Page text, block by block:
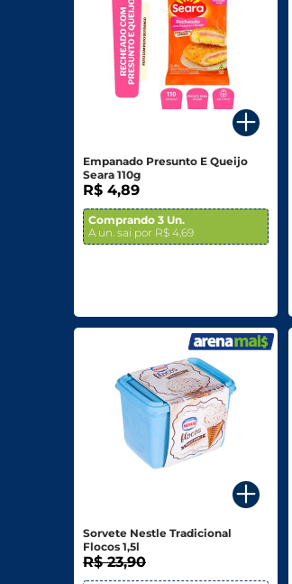
Congelados
Higiene E Beleza
Doces E Sobremesas
Padaria
Saudáveis E Ôrganicos
Empanado Presunto E Queijo
Seara 110g
R$ 4,89
Comprando 3 Un.
A un. sai por R$ 4,69
Sorvete Nestle Tradicional
Flocos 1,5l
R$ 23,90